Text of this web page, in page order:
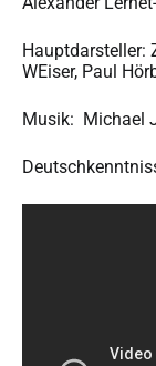
Hauptdarsteller:
WEiser, Paul
Musik: Michael